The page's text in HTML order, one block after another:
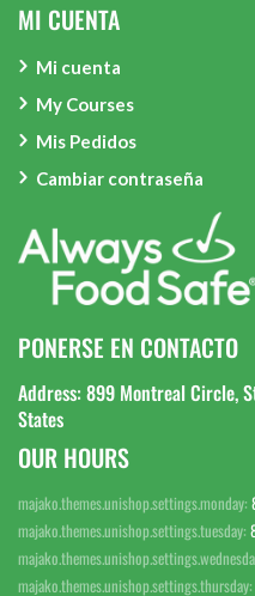
MI CUENTA
Mi cuenta
My Courses
Mis Pedidos
Cambiar contraseña
PONERSE EN CONTACTO
Address: 899 Montreal Circle,
States
OUR HOURS
majako.themes.unishop.settings.monday:
majako.themes.unishop.settings.tuesday:
majako.themes.unishop.settings.thursday: